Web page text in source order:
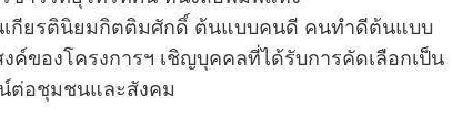
เกียรตินิยมกิตติมศักดิ์ ต้นแบบคนดี คนทำดีต้นแบบ
ค์ของโครงการฯ เชิญบุคคลที่ได้รับการคัดเลือกเป็น
ต่อชุมชนและสังคม